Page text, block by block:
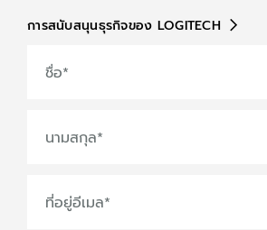
การสนับสนุนธุรกิจของ LOGITECH
ชื่อ*
นามสกุล*
ที่อยู่อีเมล*